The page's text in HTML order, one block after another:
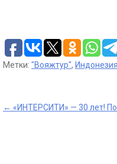
Метки: "Вояжтур", Индонезия
Post
← «ИНТЕРСИТИ» — 30 лет!